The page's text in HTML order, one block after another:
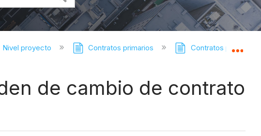
Nivel proyecto Contratos primarios Contratos primarios
de cambio de contrato